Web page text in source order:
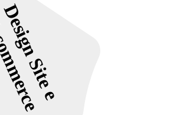
Design Site e